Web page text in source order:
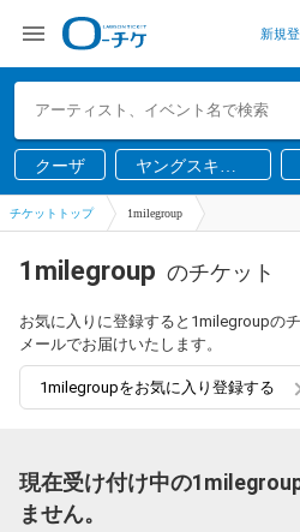
新規
クーザ
ヤングスキニ
ー
チケットトップ 1milegroup
1milegroup のチケット
お気に入りに登録すると1milegroupの
メールでお届けいたします。
1milegroupをお気に入り登録する
現在受け付け中の
ません。